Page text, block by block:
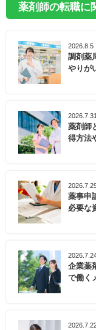
薬剤師の転職に
2026.8.5
調剤薬
やりが
2026.7.31
薬剤師
得方法
薬事申
必要な
企業薬
で働く